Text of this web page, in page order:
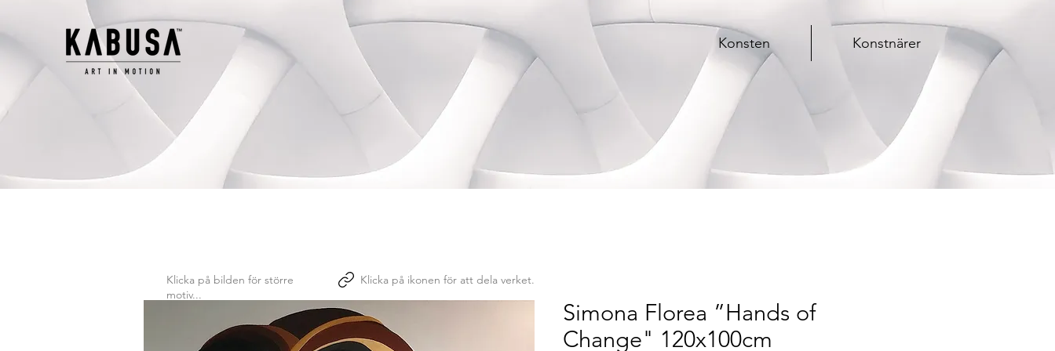
Konsten Konstnärer
Simona Florea ”Hands of
Change" 120x100cm
Klicka på bilden för större
motiv...
Klicka på ikonen för att dela verket.